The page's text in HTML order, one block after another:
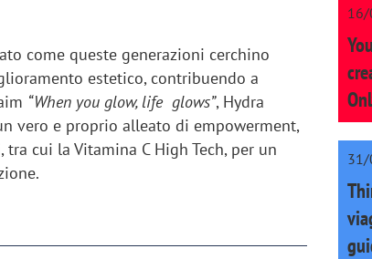
come queste generazioni cerchino
estetico, contribuendo a
“When you glow, life glows”, Hydra
vero e proprio alleato di empowerment,
cui la Vitamina C High Tech, per un